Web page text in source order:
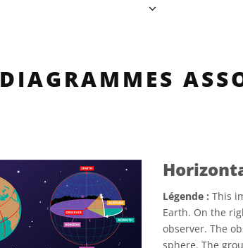
DIAGRAMMES
Légende : This
Earth. On the
observer. The
sphere. The